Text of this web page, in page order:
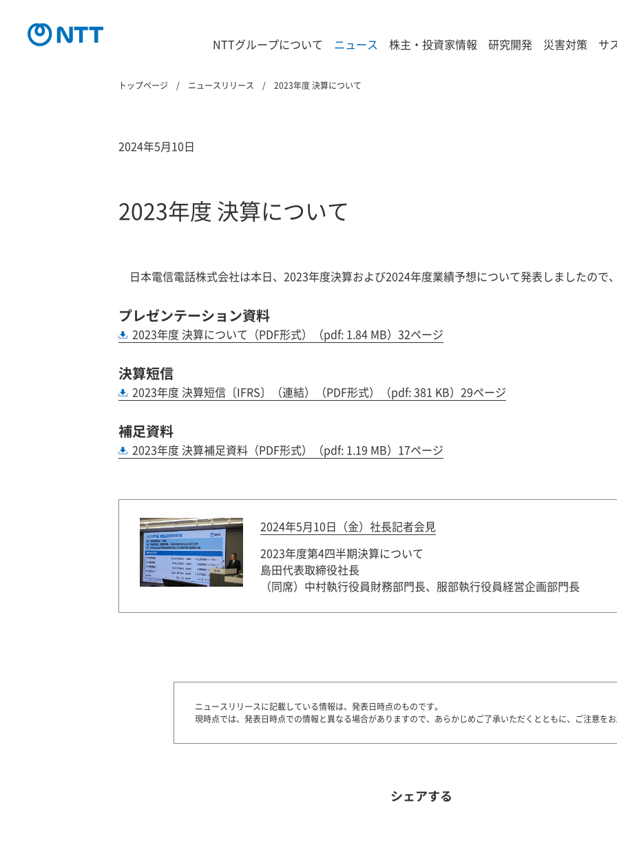
NTTグループについて ニュース 株主・投資家情報 研究開発 災害対策 サ
トップページ ニュースリリース 2023年度 決算について
2024年5月10日
2023年度 決算について
日本電信電話株式会社は本日、2023年度決算および2024年度業績予想について発表しましたので
プレゼンテーション資料
2023年度 決算について（PDF形式） （pdf: 1.84 MB）32ページ
決算短信
2023年度 決算短信〔IFRS〕（連結）（PDF形式） （pdf: 381 KB）29ページ
補足資料
2023年度 決算補足資料（PDF形式） （pdf: 1.19 MB）17ページ
2024年5月10日（金）社長記者会見
2023年度第4四半期決算について
島田代表取締役社長
（同席）中村執行役員財務部門長、服部執行役員経営企画部門長
ニュースリリースに記載している情報は、発表日時点のものです。
現時点では、発表日時点での情報と異なる場合がありますので、あらかじめご了承いただくとともに、ご注意をお
シェアする